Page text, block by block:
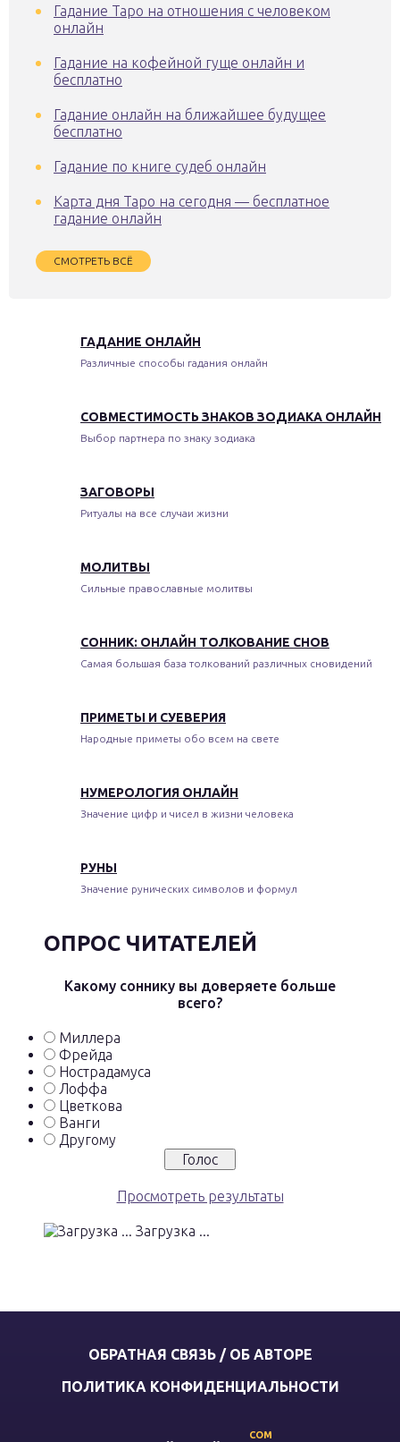
Гадание Таро на отношения с человеком
онлайн
Гадание на кофейной гуще онлайн и
бесплатно
Гадание онлайн на ближайшее будущее
бесплатно
Гадание по книге судеб онлайн
Карта дня Таро на сегодня — бесплатное
гадание онлайн
СМОТРЕТЬ ВСЁ
ГАДАНИЕ ОНЛАЙН
Различные способы гадания онлайн
СОВМЕСТИМОСТЬ ЗНАКОВ ЗОДИАКА ОНЛАЙН
Выбор партнера по знаку зодиака
ЗАГОВОРЫ
Ритуалы на все случаи жизни
МОЛИТВЫ
Сильные православные молитвы
СОННИК: ОНЛАЙН ТОЛКОВАНИЕ СНОВ
Самая большая база толкований различных сновидений
ПРИМЕТЫ И СУЕВЕРИЯ
Народные приметы обо всем на свете
НУМЕРОЛОГИЯ ОНЛАЙН
Значение цифр и чисел в жизни человека
РУНЫ
Значение рунических символов и формул
ОПРОС ЧИТАТЕЛЕЙ
Какому соннику вы доверяете больше
всего?
Миллера
Фрейда
Нострадамуса
Лоффа
Цветкова
Ванги
Другому
Просмотреть результаты
Загрузка ...
ОБРАТНАЯ СВЯЗЬ / ОБ АВТОРЕ
ПОЛИТИКА КОНФИДЕНЦИАЛЬНОСТИ
COM